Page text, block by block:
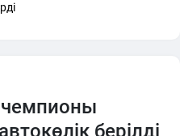
берілді